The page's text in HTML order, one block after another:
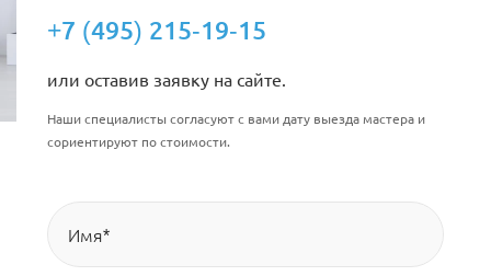
+7 (495) 215-19-15
или оставив заявку на сайте.
Наши специалисты согласуют с вами дату выезда мастера и
сориентируют по стоимости.